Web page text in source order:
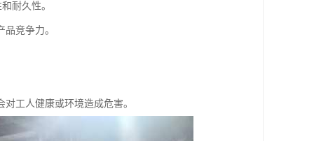
耐久性。
竞争力。
工人健康或环境造成危害。